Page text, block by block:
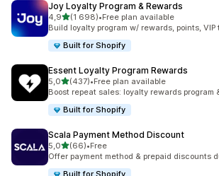
Joy Loyalty Program & Rewards
4,9z 5 hvězd
(1 698)
Celkový počet recenzí: 1698
•Free plan available
Build loyalty program w/ rewards, points,
Built for Shopify
Essent Loyalty Program Rewards
5,0z 5 hvězd
(437)
Celkový počet recenzí: 437
•Free plan available
Boost repeat sales: loyalty rewards program
Built for Shopify
Scala Payment Method Discount
5,0z 5 hvězd
(66)
Celkový počet recenzí: 66
•Free
Offer payment method & prepaid discounts